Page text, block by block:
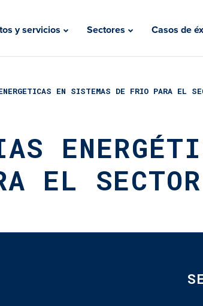
y servicios Sectores Casos de
EN SISTEMAS DE FRIO PARA EL
EL